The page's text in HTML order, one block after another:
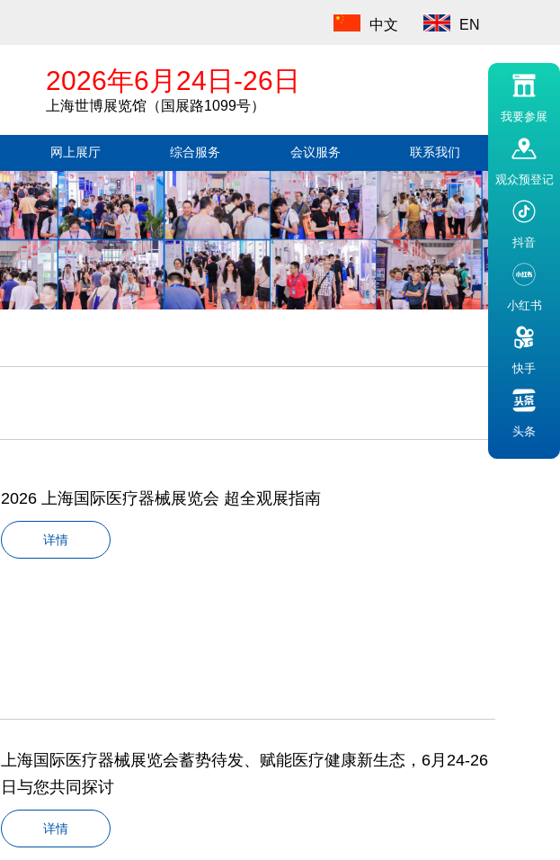
中文 EN
2026年6月24日-26日
上海世博展览馆（国展路1099号）
网上展厅 综合服务 会议服务 联系我们
2026 上海国际医疗器械展览会 超全观展指南
详情
上海国际医疗器械展览会蓄势待发、赋能医疗健康新生态，6月24-26
日与您共同探讨
详情
我要参展
观众预登记
抖音
小红书
快手
头条